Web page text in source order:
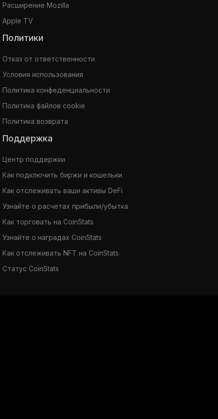
Расширение Mozilla
Apple TV
Политики
Отказ от ответственности
Условия использования
Политика конфеденциальности
Политика файлов cookie
Политика возврата
Поддержка
Центр поддержки
Как подключить биржи и кошельки
Как отслеживать ваши активы DeFi
Узнайте о расчетах прибыли/убытка
Как торговать на CoinStats
Узнайте о наградах CoinStats
Как отслеживать NFT на CoinStats
Статус CoinStats